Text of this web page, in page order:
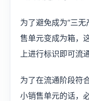
为了避免成为“三
售单元变成为箱，
上进行标识即可流通
为了在流通阶段符
小销售单元的话，